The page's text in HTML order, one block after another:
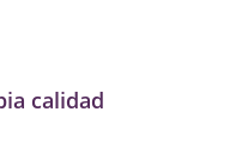
calidad